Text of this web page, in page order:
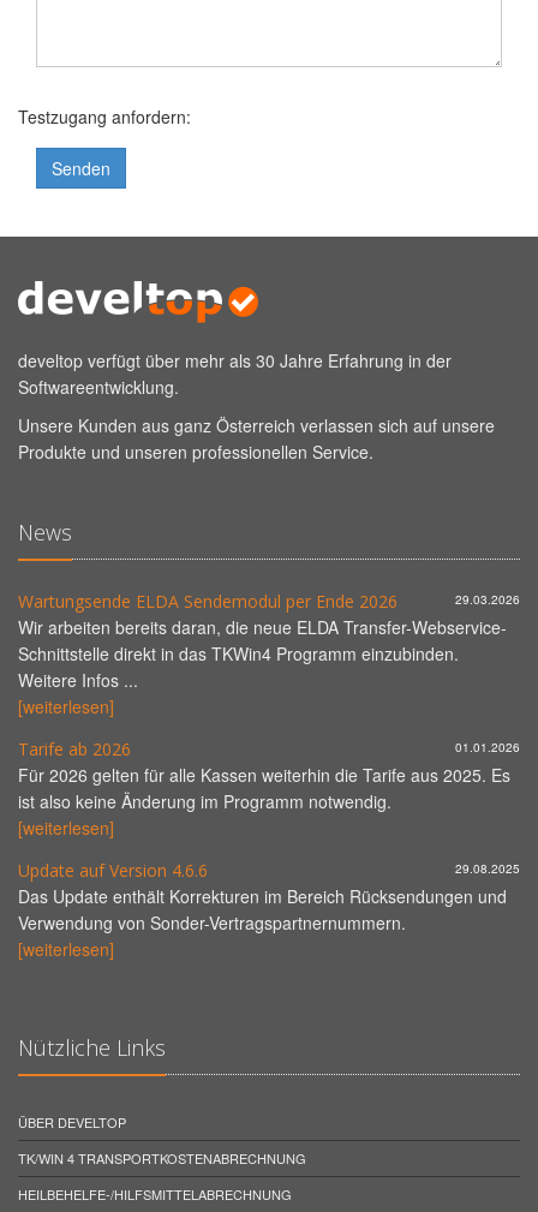
Testzugang anfordern:
develtop verfügt über mehr als 30 Jahre Erfahrung in der
Softwareentwicklung.
Unsere Kunden aus ganz Österreich verlassen sich auf unsere
Produkte und unseren professionellen Service.
News
Wartungsende ELDA Sendemodul per Ende 2026 29.03.2026
Wir arbeiten bereits daran, die neue ELDA Transfer-Webservice-
Schnittstelle direkt in das TKWin4 Programm einzubinden.
Weitere Infos ...
[weiterlesen]
Tarife ab 2026 01.01.2026
Für 2026 gelten für alle Kassen weiterhin die Tarife aus 2025. Es
ist also keine Änderung im Programm notwendig.
[weiterlesen]
Update auf Version 4.6.6 29.08.2025
Das Update enthält Korrekturen im Bereich Rücksendungen und
Verwendung von Sonder-Vertragspartnernummern.
[weiterlesen]
Nützliche Links
ÜBER DEVELTOP
TK/WIN 4 TRANSPORTKOSTENABRECHNUNG
HEILBEHELFE-/HILFSMITTELABRECHNUNG